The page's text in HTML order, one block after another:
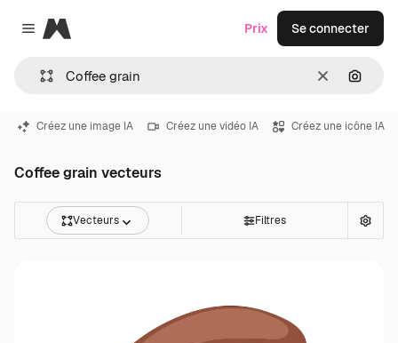
Close menu
Magnific
Effacer
Prix Se connecter
Créez une image IA Créez une vidéo IA Créez une icône IA
Coffee grain vecteurs
Vecteurs Filtres